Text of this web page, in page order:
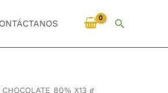
Buscar
80% X13 g